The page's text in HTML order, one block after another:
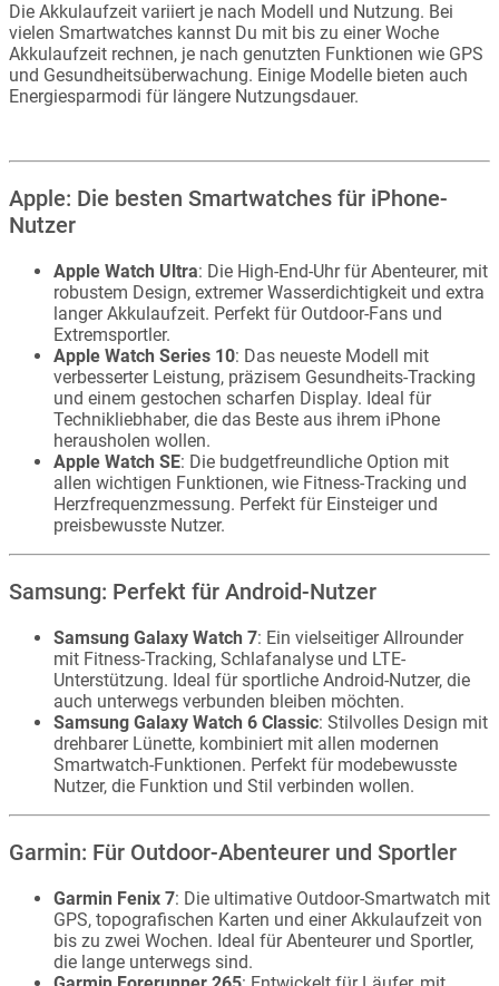
Die Akkulaufzeit variiert je nach Modell und Nutzung. Bei
vielen Smartwatches kannst Du mit bis zu einer Woche
Akkulaufzeit rechnen, je nach genutzten Funktionen wie GPS
und Gesundheitsüberwachung. Einige Modelle bieten auch
Energiesparmodi für längere Nutzungsdauer.
Apple: Die besten Smartwatches für iPhone-
Nutzer
Apple Watch Ultra: Die High-End-Uhr für Abenteurer, mit
robustem Design, extremer Wasserdichtigkeit und extra
langer Akkulaufzeit. Perfekt für Outdoor-Fans und
Extremsportler.
Apple Watch Series 10: Das neueste Modell mit
verbesserter Leistung, präzisem Gesundheits-Tracking
und einem gestochen scharfen Display. Ideal für
Technikliebhaber, die das Beste aus ihrem iPhone
herausholen wollen.
Apple Watch SE: Die budgetfreundliche Option mit
allen wichtigen Funktionen, wie Fitness-Tracking und
Herzfrequenzmessung. Perfekt für Einsteiger und
preisbewusste Nutzer.
Samsung: Perfekt für Android-Nutzer
Samsung Galaxy Watch 7: Ein vielseitiger Allrounder
mit Fitness-Tracking, Schlafanalyse und LTE-
Unterstützung. Ideal für sportliche Android-Nutzer, die
auch unterwegs verbunden bleiben möchten.
Samsung Galaxy Watch 6 Classic: Stilvolles Design mit
drehbarer Lünette, kombiniert mit allen modernen
Smartwatch-Funktionen. Perfekt für modebewusste
Nutzer, die Funktion und Stil verbinden wollen.
Garmin: Für Outdoor-Abenteurer und Sportler
Garmin Fenix 7: Die ultimative Outdoor-Smartwatch mit
GPS, topografischen Karten und einer Akkulaufzeit von
bis zu zwei Wochen. Ideal für Abenteurer und Sportler,
die lange unterwegs sind.